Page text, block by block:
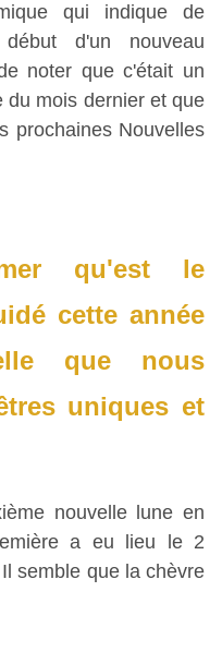
qui indique de
d'un nouveau
noter que c'était un
du mois dernier et que
prochaines Nouvelles
qu'est le
cette année
que nous
uniques et
nouvelle lune en
a eu lieu le 2
semble que la chèvre